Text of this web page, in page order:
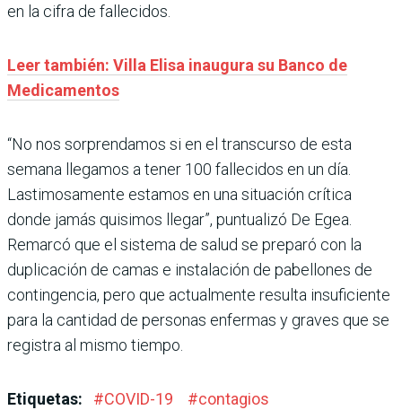
en la cifra de fallecidos.
Leer también: Villa Elisa inaugura su Banco de
Medicamentos
“No nos sorprendamos si en el transcurso de esta
semana llegamos a tener 100 fallecidos en un día.
Lastimosamente estamos en una situación crítica
donde jamás quisimos llegar”, puntualizó De Egea.
Remarcó que el sistema de salud se preparó con la
duplicación de camas e instalación de pabellones de
contingencia, pero que actualmente resulta insuficiente
para la cantidad de personas enfermas y graves que se
registra al mismo tiempo.
Etiquetas: #COVID-19 #contagios